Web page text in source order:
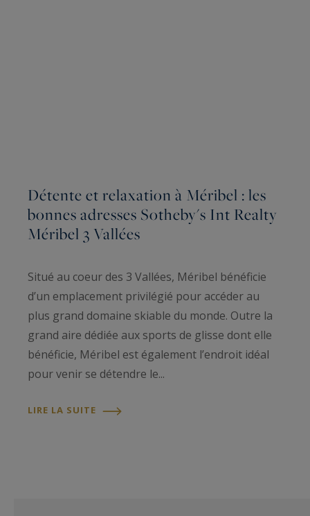
Détente et relaxation à Méribel : les
bonnes adresses Sotheby's Int Realty
Méribel 3 Vallées
Situé au coeur des 3 Vallées, Méribel bénéficie
d’un emplacement privilégié pour accéder au
plus grand domaine skiable du monde. Outre la
grand aire dédiée aux sports de glisse dont elle
bénéficie, Méribel est également l’endroit idéal
pour venir se détendre le...
LIRE LA SUITE